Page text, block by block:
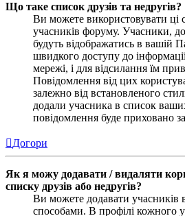
Що таке список друзів та недругів?
Ви можете використовувати ці
учасників форуму. Учасники,
будуть відображатись в вашій
швидкого доступу до
мережі, і для відсилання їм
Повідомлення від цих
залежно від встановленого
додали учасника в список
повідомлення буде приховано
Догори
Як я можу додавати / видаляти
списку друзів або недругів?
Ви можете додавати учасників
способами. В профілі кожного